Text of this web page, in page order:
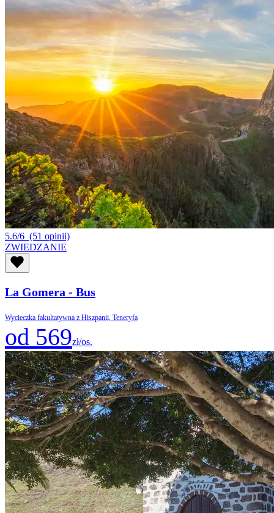
5.6/6 (51 opinii)
ZWIEDZANIE
La Gomera - Bus
Wycieczka fakultatywna z Hiszpanii, Teneryfa
od 569zł/os.